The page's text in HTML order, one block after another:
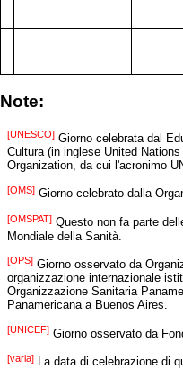
Note:
[UNESCO] Giorno celebrata dal
Cultura (in inglese United
Organization, da cui l'acronimo
[OMS] Giorno celebrato dalla
[OMSPAT] Questo non fa parte
Mondiale della Sanità.
[OPS] Giorno osservato da
organizzazione internazionale
Organizzazione Sanitaria
Panamericana a Buenos Aires.
[UNICEF] Giorno osservato da
[varia] La data di celebrazione di